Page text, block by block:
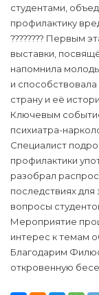
студентами,
профилактику
???????? Первым
выставки,
напомнила
и
страну и её
Ключевым
психиатра-
Специалист
профилактики
разобрал
последствиях
вопросы
Мероприятие
интерес к темам
Благодарим
откровенную